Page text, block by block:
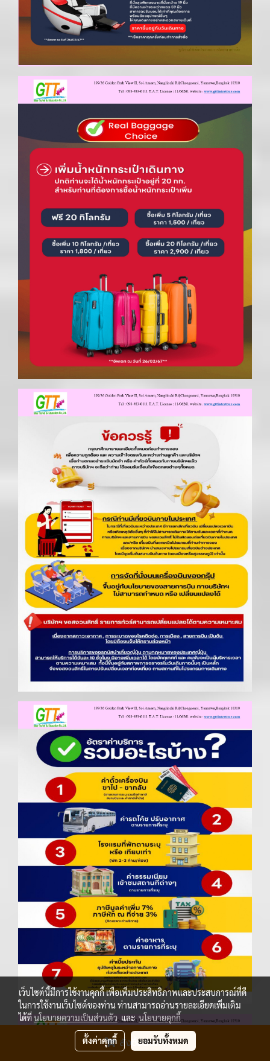
สั่งซื้อสินค้า
เว็บไซต์นี้มีการใช้งานคุกกี้ เพื่อเพิ่มประสิทธิภาพและประสบการณ์ที่ดี
ในการใช้งานเว็บไซต์ของท่าน ท่านสามารถอ่านรายละเอียดเพิ่มเติม
ได้ที่นโยบายความเป็นส่วนตัวและนโยบายคุกกี้
ตั้งค่าคุกกี้ ยอมรับทั้งหมด